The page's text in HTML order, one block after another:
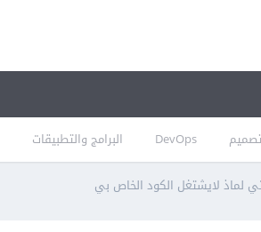
DevOps البرامج والتطبيقات
لماذ لايشتغل الكود الخاص بي